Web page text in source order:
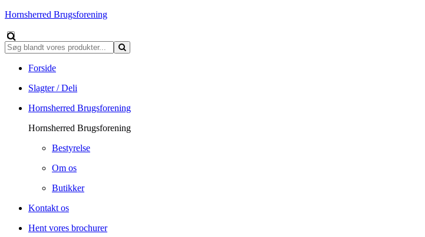
Hornsherred Brugsforening
Forside
Slagter / Deli
Hornsherred Brugsforening
Hornsherred Brugsforening
Bestyrelse
Om os
Butikker
Kontakt os
Hent vores brochurer